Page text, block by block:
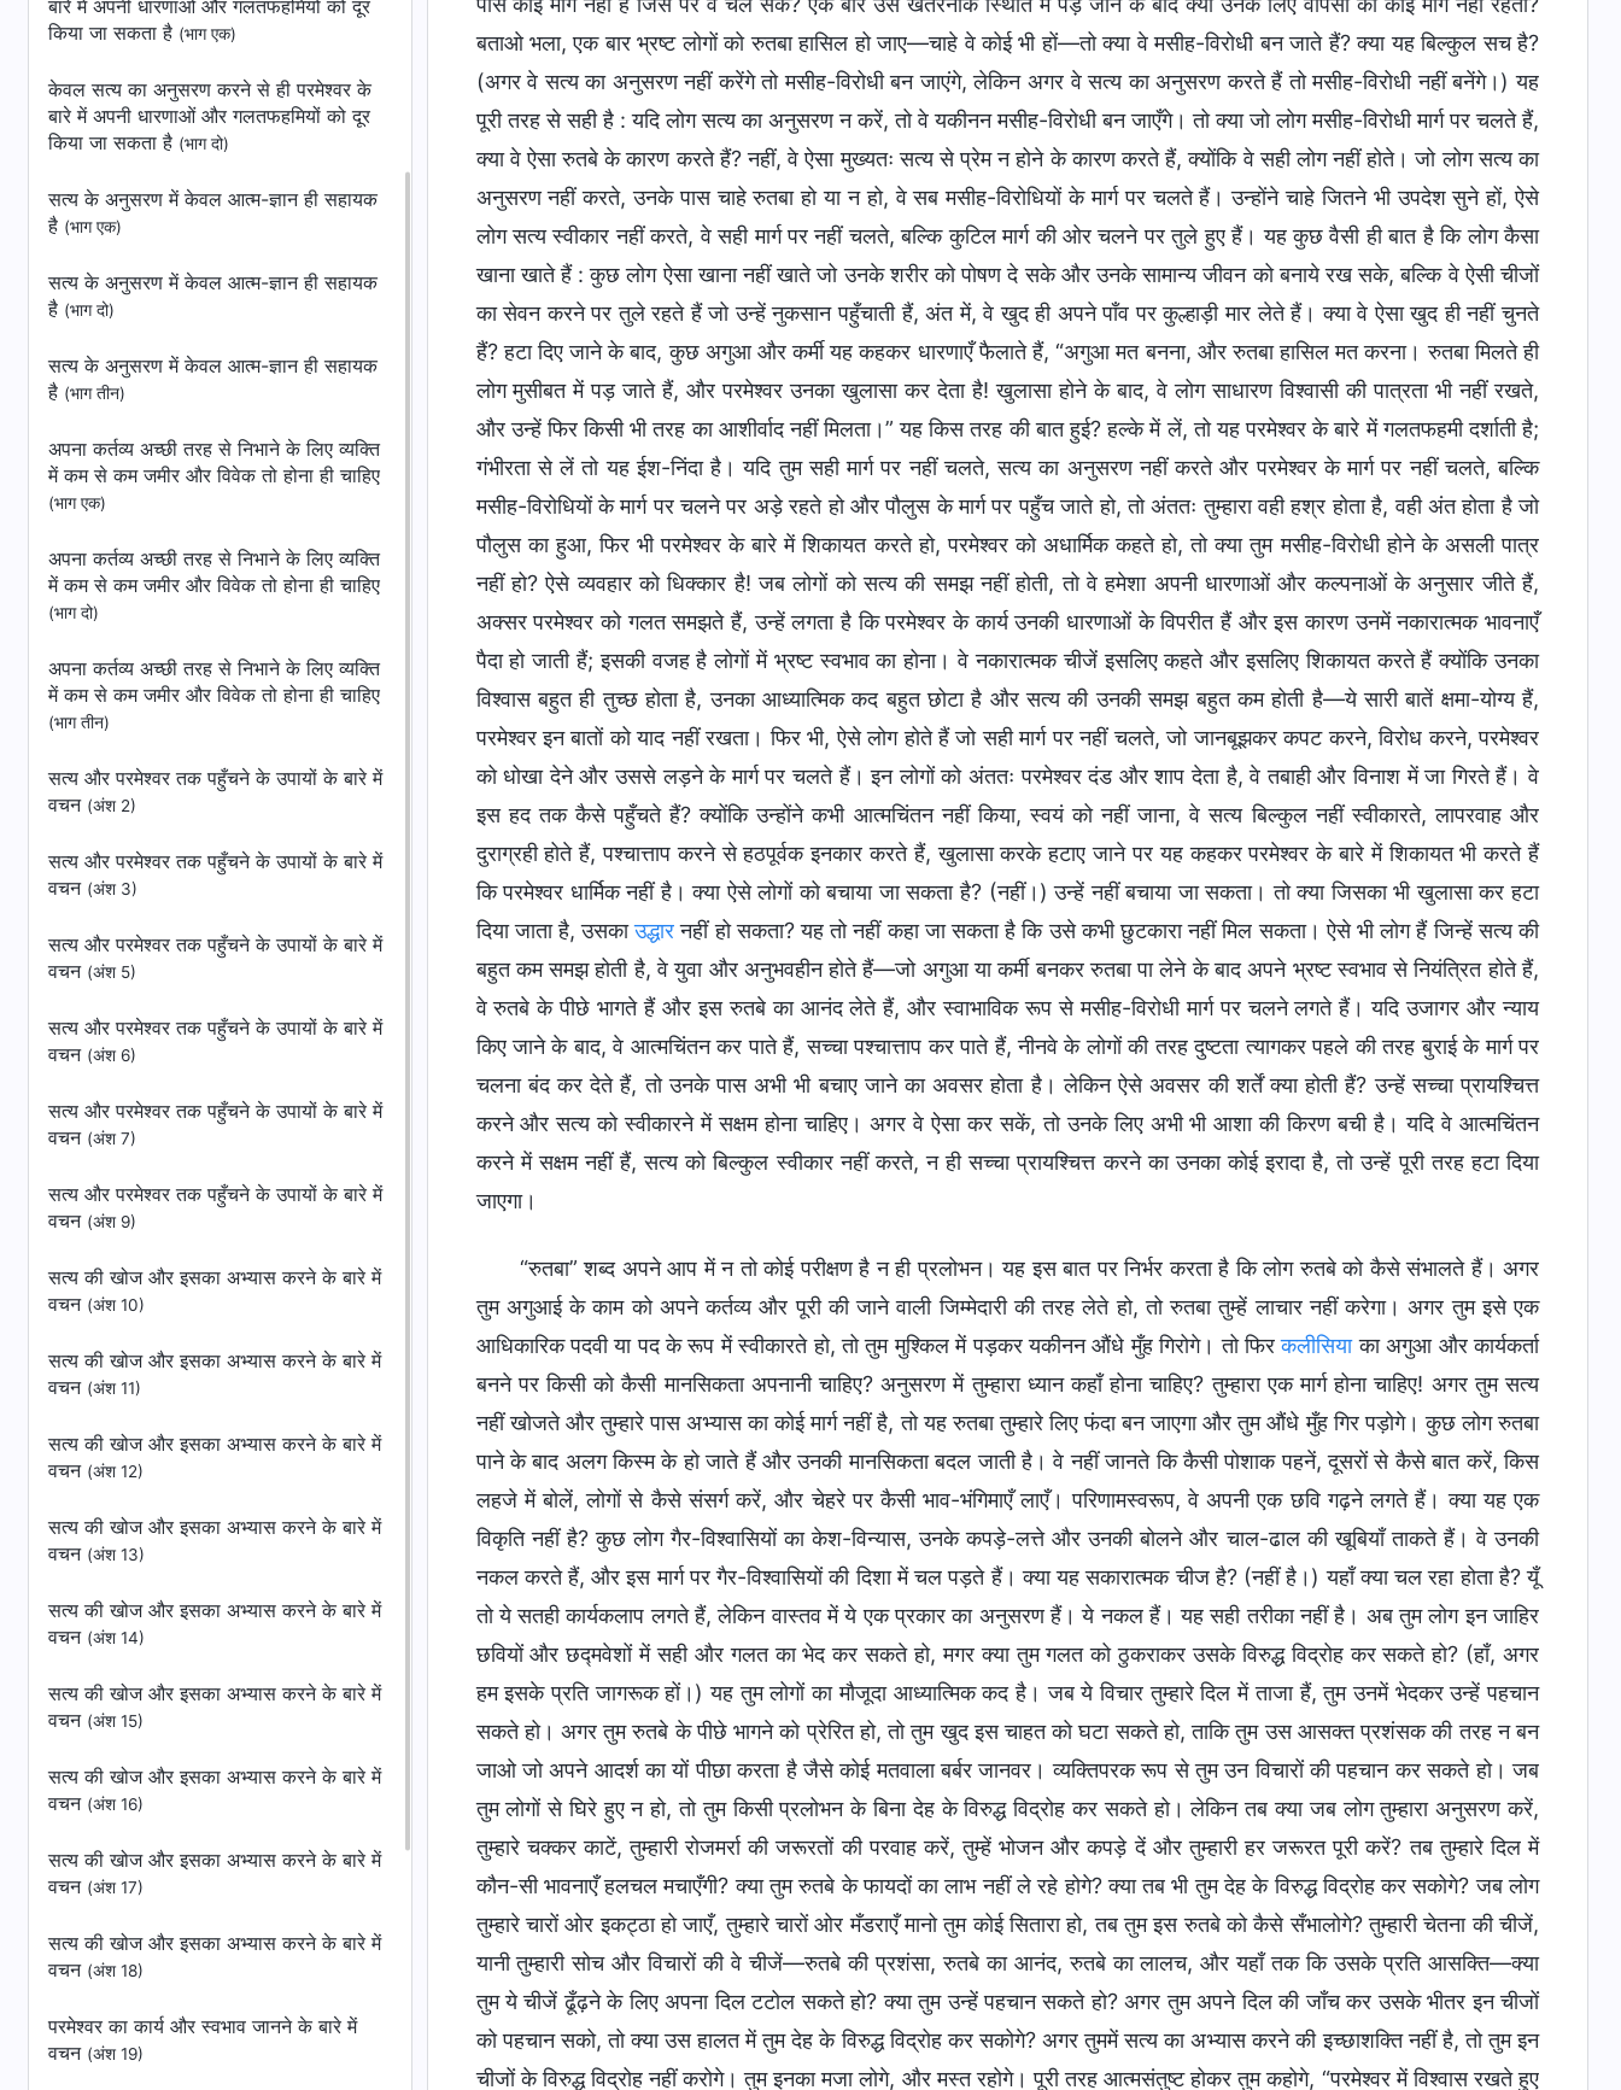
बारे में अपनी धारणाओं और गलतफहमियों को दूर
किया जा सकता है (भाग एक)
केवल सत्य का अनुसरण करने से ही परमेश्वर के
बारे में अपनी धारणाओं और गलतफहमियों को दूर
किया जा सकता है (भाग दो)
सत्य के अनुसरण में केवल आत्म-ज्ञान ही सहायक
है (भाग एक)
सत्य के अनुसरण में केवल आत्म-ज्ञान ही सहायक
है (भाग दो)
सत्य के अनुसरण में केवल आत्म-ज्ञान ही सहायक
है (भाग तीन)
अपना कर्तव्य अच्छी तरह से निभाने के लिए व्यक्ति
में कम से कम जमीर और विवेक तो होना ही चाहिए
(भाग एक)
अपना कर्तव्य अच्छी तरह से निभाने के लिए व्यक्ति
में कम से कम जमीर और विवेक तो होना ही चाहिए
(भाग दो)
अपना कर्तव्य अच्छी तरह से निभाने के लिए व्यक्ति
में कम से कम जमीर और विवेक तो होना ही चाहिए
(भाग तीन)
सत्य और परमेश्वर तक पहुँचने के उपायों के बारे में
वचन (अंश 2)
सत्य और परमेश्वर तक पहुँचने के उपायों के बारे में
वचन (अंश 3)
सत्य और परमेश्वर तक पहुँचने के उपायों के बारे में
वचन (अंश 5)
सत्य और परमेश्वर तक पहुँचने के उपायों के बारे में
वचन (अंश 6)
सत्य और परमेश्वर तक पहुँचने के उपायों के बारे में
वचन (अंश 7)
सत्य और परमेश्वर तक पहुँचने के उपायों के बारे में
वचन (अंश 9)
सत्य की खोज और इसका अभ्यास करने के बारे में
वचन (अंश 10)
सत्य की खोज और इसका अभ्यास करने के बारे में
वचन (अंश 11)
सत्य की खोज और इसका अभ्यास करने के बारे में
वचन (अंश 12)
सत्य की खोज और इसका अभ्यास करने के बारे में
वचन (अंश 13)
सत्य की खोज और इसका अभ्यास करने के बारे में
वचन (अंश 14)
सत्य की खोज और इसका अभ्यास करने के बारे में
वचन (अंश 15)
सत्य की खोज और इसका अभ्यास करने के बारे में
वचन (अंश 16)
सत्य की खोज और इसका अभ्यास करने के बारे में
वचन (अंश 17)
सत्य की खोज और इसका अभ्यास करने के बारे में
वचन (अंश 18)
परमेश्वर का कार्य और स्वभाव जानने के बारे में
वचन (अंश 19)
बताओ भला, एक बार भ्रष्ट लोगों को रुतबा हासिल हो जाए—चाहे वे कोई भी हों—तो क्या वे मसीह-विरोधी बन जाते हैं? क्या यह बिल्कुल सच है?
(अगर वे सत्य का अनुसरण नहीं करेंगे तो मसीह-विरोधी बन जाएंगे, लेकिन अगर वे सत्य का अनुसरण करते हैं तो मसीह-विरोधी नहीं बनेंगे।) यह
पूरी तरह से सही है : यदि लोग सत्य का अनुसरण न करें, तो वे यकीनन मसीह-विरोधी बन जाएँगे। तो क्या जो लोग मसीह-विरोधी मार्ग पर चलते हैं,
क्या वे ऐसा रुतबे के कारण करते हैं? नहीं, वे ऐसा मुख्यतः सत्य से प्रेम न होने के कारण करते हैं, क्योंकि वे सही लोग नहीं होते। जो लोग सत्य का
अनुसरण नहीं करते, उनके पास चाहे रुतबा हो या न हो, वे सब मसीह-विरोधियों के मार्ग पर चलते हैं। उन्होंने चाहे जितने भी उपदेश सुने हों, ऐसे
लोग सत्य स्वीकार नहीं करते, वे सही मार्ग पर नहीं चलते, बल्कि कुटिल मार्ग की ओर चलने पर तुले हुए हैं। यह कुछ वैसी ही बात है कि लोग कैसा
खाना खाते हैं : कुछ लोग ऐसा खाना नहीं खाते जो उनके शरीर को पोषण दे सके और उनके सामान्य जीवन को बनाये रख सके, बल्कि वे ऐसी चीजों
का सेवन करने पर तुले रहते हैं जो उन्हें नुकसान पहुँचाती हैं, अंत में, वे खुद ही अपने पाँव पर कुल्हाड़ी मार लेते हैं। क्या वे ऐसा खुद ही नहीं चुनते
हैं? हटा दिए जाने के बाद, कुछ अगुआ और कर्मी यह कहकर धारणाएँ फैलाते हैं, “अगुआ मत बनना, और रुतबा हासिल मत करना। रुतबा मिलते ही
लोग मुसीबत में पड़ जाते हैं, और परमेश्वर उनका खुलासा कर देता है! खुलासा होने के बाद, वे लोग साधारण विश्वासी की पात्रता भी नहीं रखते,
और उन्हें फिर किसी भी तरह का आशीर्वाद नहीं मिलता।” यह किस तरह की बात हुई? हल्के में लें, तो यह परमेश्वर के बारे में गलतफहमी दर्शाती है;
गंभीरता से लें तो यह ईश-निंदा है। यदि तुम सही मार्ग पर नहीं चलते, सत्य का अनुसरण नहीं करते और परमेश्वर के मार्ग पर नहीं चलते, बल्कि
मसीह-विरोधियों के मार्ग पर चलने पर अड़े रहते हो और पौलुस के मार्ग पर पहुँच जाते हो, तो अंततः तुम्हारा वही हश्र होता है, वही अंत होता है जो
पौलुस का हुआ, फिर भी परमेश्वर के बारे में शिकायत करते हो, परमेश्वर को अधार्मिक कहते हो, तो क्या तुम मसीह-विरोधी होने के असली पात्र
नहीं हो? ऐसे व्यवहार को धिक्कार है! जब लोगों को सत्य की समझ नहीं होती, तो वे हमेशा अपनी धारणाओं और कल्पनाओं के अनुसार जीते हैं,
अक्सर परमेश्वर को गलत समझते हैं, उन्हें लगता है कि परमेश्वर के कार्य उनकी धारणाओं के विपरीत हैं और इस कारण उनमें नकारात्मक भावनाएँ
पैदा हो जाती हैं; इसकी वजह है लोगों में भ्रष्ट स्वभाव का होना। वे नकारात्मक चीजें इसलिए कहते और इसलिए शिकायत करते हैं क्योंकि उनका
विश्वास बहुत ही तुच्छ होता है, उनका आध्यात्मिक कद बहुत छोटा है और सत्य की उनकी समझ बहुत कम होती है—ये सारी बातें क्षमा-योग्य हैं,
परमेश्वर इन बातों को याद नहीं रखता। फिर भी, ऐसे लोग होते हैं जो सही मार्ग पर नहीं चलते, जो जानबूझकर कपट करने, विरोध करने, परमेश्वर
को धोखा देने और उससे लड़ने के मार्ग पर चलते हैं। इन लोगों को अंततः परमेश्वर दंड और शाप देता है, वे तबाही और विनाश में जा गिरते हैं। वे
इस हद तक कैसे पहुँचते हैं? क्योंकि उन्होंने कभी आत्मचिंतन नहीं किया, स्वयं को नहीं जाना, वे सत्य बिल्कुल नहीं स्वीकारते, लापरवाह और
दुराग्रही होते हैं, पश्चात्ताप करने से हठपूर्वक इनकार करते हैं, खुलासा करके हटाए जाने पर यह कहकर परमेश्वर के बारे में शिकायत भी करते हैं
कि परमेश्वर धार्मिक नहीं है। क्या ऐसे लोगों को बचाया जा सकता है? (नहीं।) उन्हें नहीं बचाया जा सकता। तो क्या जिसका भी खुलासा कर हटा
दिया जाता है, उसकाउद्धारनहीं हो सकता? यह तो नहीं कहा जा सकता है कि उसे कभी छुटकारा नहीं मिल सकता। ऐसे भी लोग हैं जिन्हें सत्य की
बहुत कम समझ होती है, वे युवा और अनुभवहीन होते हैं—जो अगुआ या कर्मी बनकर रुतबा पा लेने के बाद अपने भ्रष्ट स्वभाव से नियंत्रित होते हैं,
वे रुतबे के पीछे भागते हैं और इस रुतबे का आनंद लेते हैं, और स्वाभाविक रूप से मसीह-विरोधी मार्ग पर चलने लगते हैं। यदि उजागर और न्याय
किए जाने के बाद, वे आत्मचिंतन कर पाते हैं, सच्चा पश्चात्ताप कर पाते हैं, नीनवे के लोगों की तरह दुष्टता त्यागकर पहले की तरह बुराई के मार्ग पर
चलना बंद कर देते हैं, तो उनके पास अभी भी बचाए जाने का अवसर होता है। लेकिन ऐसे अवसर की शर्तें क्या होती हैं? उन्हें सच्चा प्रायश्चित्त
करने और सत्य को स्वीकारने में सक्षम होना चाहिए। अगर वे ऐसा कर सकें, तो उनके लिए अभी भी आशा की किरण बची है। यदि वे आत्मचिंतन
करने में सक्षम नहीं हैं, सत्य को बिल्कुल स्वीकार नहीं करते, न ही सच्चा प्रायश्चित्त करने का उनका कोई इरादा है, तो उन्हें पूरी तरह हटा दिया
जाएगा।
“रुतबा” शब्द अपने आप में न तो कोई परीक्षण है न ही प्रलोभन। यह इस बात पर निर्भर करता है कि लोग रुतबे को कैसे संभालते हैं। अगर
तुम अगुआई के काम को अपने कर्तव्य और पूरी की जाने वाली जिम्मेदारी की तरह लेते हो, तो रुतबा तुम्हें लाचार नहीं करेगा। अगर तुम इसे एक
आधिकारिक पदवी या पद के रूप में स्वीकारते हो, तो तुम मुश्किल में पड़कर यकीनन औंधे मुँह गिरोगे। तो फिरकलीसियाका अगुआ और कार्यकर्ता
बनने पर किसी को कैसी मानसिकता अपनानी चाहिए? अनुसरण में तुम्हारा ध्यान कहाँ होना चाहिए? तुम्हारा एक मार्ग होना चाहिए! अगर तुम सत्य
नहीं खोजते और तुम्हारे पास अभ्यास का कोई मार्ग नहीं है, तो यह रुतबा तुम्हारे लिए फंदा बन जाएगा और तुम औंधे मुँह गिर पड़ोगे। कुछ लोग रुतबा
पाने के बाद अलग किस्म के हो जाते हैं और उनकी मानसिकता बदल जाती है। वे नहीं जानते कि कैसी पोशाक पहनें, दूसरों से कैसे बात करें, किस
लहजे में बोलें, लोगों से कैसे संसर्ग करें, और चेहरे पर कैसी भाव-भंगिमाएँ लाएँ। परिणामस्वरूप, वे अपनी एक छवि गढ़ने लगते हैं। क्या यह एक
विकृति नहीं है? कुछ लोग गैर-विश्वासियों का केश-विन्यास, उनके कपड़े-लत्ते और उनकी बोलने और चाल-ढाल की खूबियाँ ताकते हैं। वे उनकी
नकल करते हैं, और इस मार्ग पर गैर-विश्वासियों की दिशा में चल पड़ते हैं। क्या यह सकारात्मक चीज है? (नहीं है।) यहाँ क्या चल रहा होता है? यूँ
तो ये सतही कार्यकलाप लगते हैं, लेकिन वास्तव में ये एक प्रकार का अनुसरण हैं। ये नकल हैं। यह सही तरीका नहीं है। अब तुम लोग इन जाहिर
छवियों और छद्मवेशों में सही और गलत का भेद कर सकते हो, मगर क्या तुम गलत को ठुकराकर उसके विरुद्ध विद्रोह कर सकते हो? (हाँ, अगर
हम इसके प्रति जागरूक हों।) यह तुम लोगों का मौजूदा आध्यात्मिक कद है। जब ये विचार तुम्हारे दिल में ताजा हैं, तुम उनमें भेदकर उन्हें पहचान
सकते हो। अगर तुम रुतबे के पीछे भागने को प्रेरित हो, तो तुम खुद इस चाहत को घटा सकते हो, ताकि तुम उस आसक्त प्रशंसक की तरह न बन
जाओ जो अपने आदर्श का यों पीछा करता है जैसे कोई मतवाला बर्बर जानवर। व्यक्तिपरक रूप से तुम उन विचारों की पहचान कर सकते हो। जब
तुम लोगों से घिरे हुए न हो, तो तुम किसी प्रलोभन के बिना देह के विरुद्ध विद्रोह कर सकते हो। लेकिन तब क्या जब लोग तुम्हारा अनुसरण करें,
तुम्हारे चक्कर काटें, तुम्हारी रोजमर्रा की जरूरतों की परवाह करें, तुम्हें भोजन और कपड़े दें और तुम्हारी हर जरूरत पूरी करें? तब तुम्हारे दिल में
कौन-सी भावनाएँ हलचल मचाएँगी? क्या तुम रुतबे के फायदों का लाभ नहीं ले रहे होगे? क्या तब भी तुम देह के विरुद्ध विद्रोह कर सकोगे? जब लोग
तुम्हारे चारों ओर इकट्ठा हो जाएँ, तुम्हारे चारों ओर मँडराएँ मानो तुम कोई सितारा हो, तब तुम इस रुतबे को कैसे सँभालोगे? तुम्हारी चेतना की चीजें,
यानी तुम्हारी सोच और विचारों की वे चीजें—रुतबे की प्रशंसा, रुतबे का आनंद, रुतबे का लालच, और यहाँ तक कि उसके प्रति आसक्ति—क्या
तुम ये चीजें ढूँढ़ने के लिए अपना दिल टटोल सकते हो? क्या तुम उन्हें पहचान सकते हो? अगर तुम अपने दिल की जाँच कर उसके भीतर इन चीजों
को पहचान सको, तो क्या उस हालत में तुम देह के विरुद्ध विद्रोह कर सकोगे? अगर तुममें सत्य का अभ्यास करने की इच्छाशक्ति नहीं है, तो तुम इन
चीजों के विरुद्ध विद्रोह नहीं करोगे। तुम इनका मजा लोगे, और मस्त रहोगे। पूरी तरह आत्मसंतुष्ट होकर तुम कहोगे, “परमेश्वर में विश्वास रखते हुए